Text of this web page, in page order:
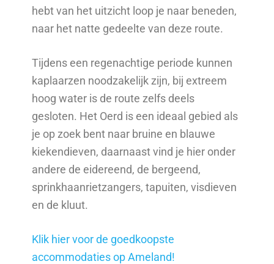
hebt van het uitzicht loop je naar beneden,
naar het natte gedeelte van deze route.
Tijdens een regenachtige periode kunnen
kaplaarzen noodzakelijk zijn, bij extreem
hoog water is de route zelfs deels
gesloten. Het Oerd is een ideaal gebied als
je op zoek bent naar bruine en blauwe
kiekendieven, daarnaast vind je hier onder
andere de eidereend, de bergeend,
sprinkhaanrietzangers, tapuiten, visdieven
en de kluut.
Klik hier voor de goedkoopste
accommodaties op Ameland!